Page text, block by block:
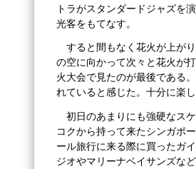
トラがスタンダードジャズを
光客をもてなす。
すると間もなく花火が上が
の空に向かって次々と花火が
火大会で見たのが最後である
れていると感じた。十分に楽
初日のあまりにも強硬なス
コクから持って来たシンガポ
ール旅行に来る際に買ったガ
ジオやマリーナベイサンズな